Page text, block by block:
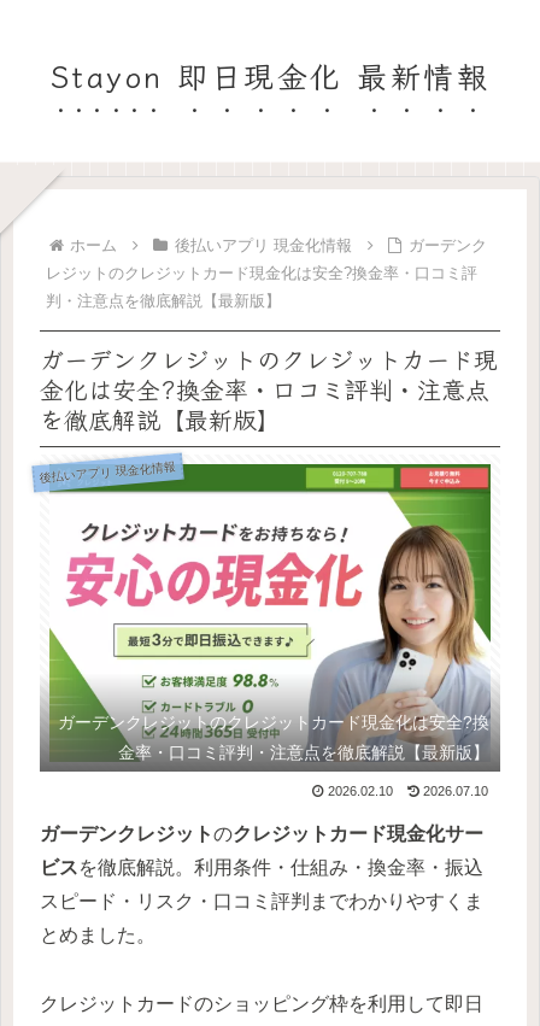
Stayon 即日現金化 最新情報
ホーム 後払いアプリ 現金化情報
ガーデンク
レジットのクレジットカード現金化は安全?換金率・口コミ評
判・注意点を徹底解説【最新版】
ガーデンクレジットのクレジットカード現
金化は安全?換金率・口コミ評判・注意点
を徹底解説【最新版】
後払いアプリ 現金化情報
ガーデンクレジットのクレジットカード現金化は安全?換
金率・口コミ評判・注意点を徹底解説【最新版】
2026.02.10 2026.07.10
ガーデンクレジットのクレジットカード現金化サー
ビスを徹底解説。利用条件・仕組み・換金率・振込
スピード・リスク・口コミ評判までわかりやすくま
とめました。
クレジットカードのショッピング枠を利用して即日